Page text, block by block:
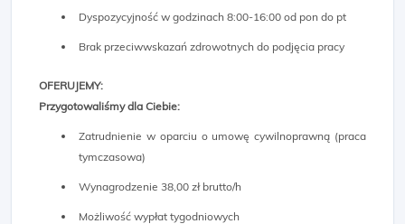
Dyspozycyjność w godzinach 8:00-16:00 od pon do pt
Brak przeciwwskazań zdrowotnych do podjęcia pracy
OFERUJEMY:
Przygotowaliśmy dla Ciebie:
Zatrudnienie w oparciu o umowę cywilnoprawną (praca
tymczasowa)
Wynagrodzenie 38,00 zł brutto/h
Możliwość wypłat tygodniowych